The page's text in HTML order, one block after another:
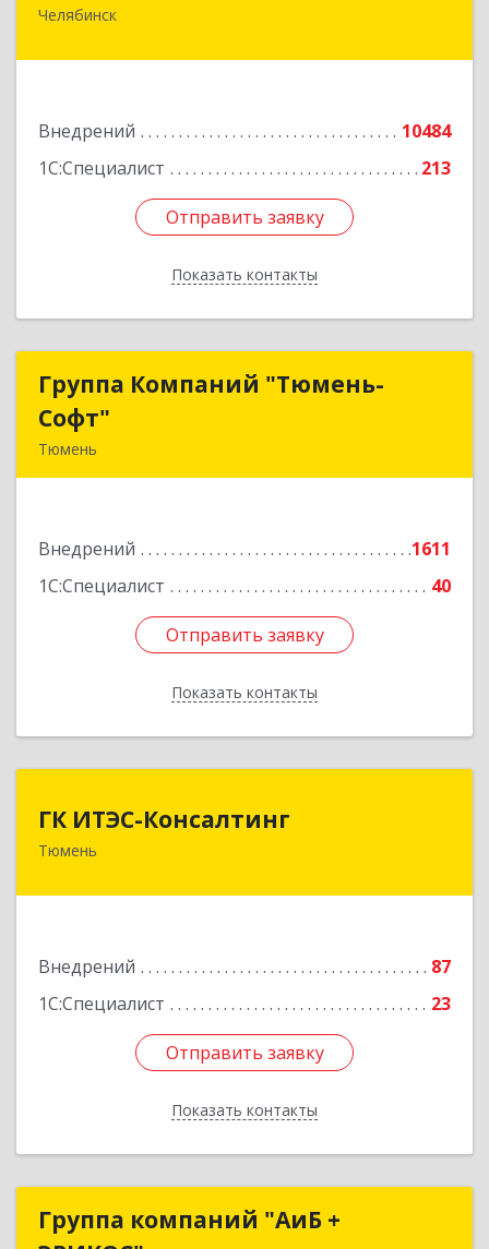
Челябинск
Внедрений
10484
1С:Специалист
213
Отправить заявку
Показать контакты
Отправить заявку
Назад
Группа Компаний "Тюмень-
Софт"
Тюмень
Внедрений
1611
1С:Специалист
40
Отправить заявку
Показать контакты
Группа Компаний "Тюмень-
Подробнее
Отправить заявку
Назад
ГК ИТЭС-Консалтинг
Тюмень
Внедрений
87
1С:Специалист
23
Отправить заявку
Показать контакты
Отправить заявку
Назад
Группа компаний "АиБ +
Группа компаний "АиБ +